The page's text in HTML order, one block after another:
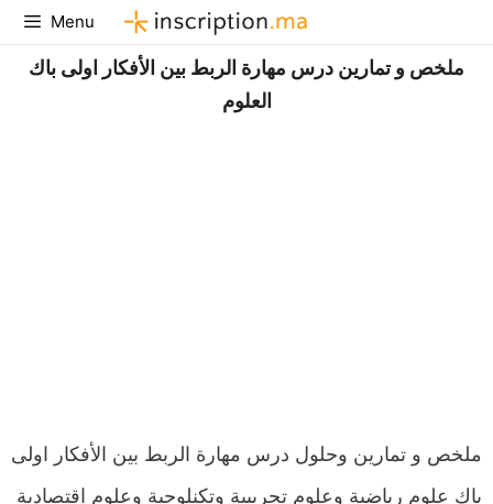
Aller
au
contenu
Menu
ملخص و تمارين درس مهارة الربط بين الأفكار اولى باك
العلوم
ملخص و تمارين وحلول درس مهارة الربط بين الأفكار اولى
باك علوم رياضية وعلوم تجريبية وتكنلوجية وعلوم اقتصادية